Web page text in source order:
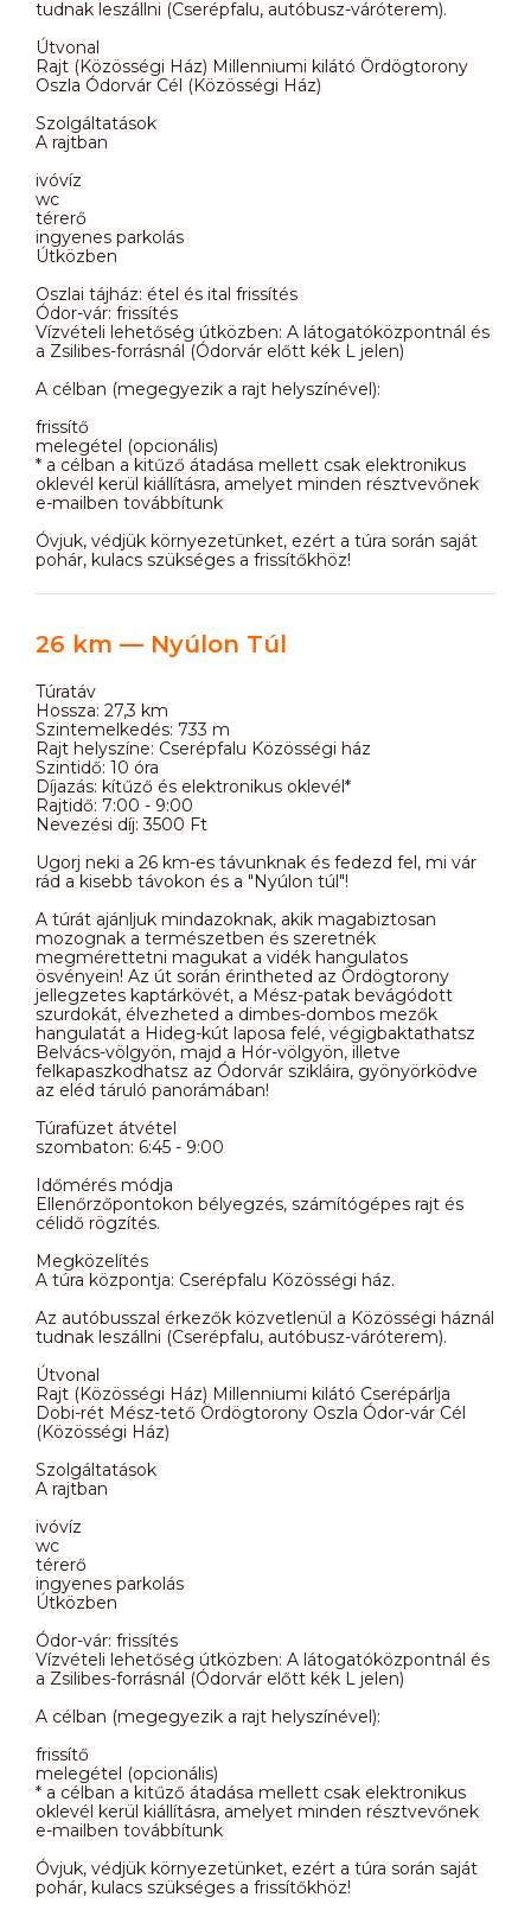
tudnak leszállni (Cserépfalu, autóbusz-váróterem).
Útvonal
Rajt (Közösségi Ház) Millenniumi kilátó Ördögtorony
Oszla Ódorvár Cél (Közösségi Ház)
Szolgáltatások
A rajtban
ivóvíz
wc
térerő
ingyenes parkolás
Útközben
Oszlai tájház: étel és ital frissítés
Ódor-vár: frissítés
Vízvételi lehetőség útközben: A látogatóközpontnál és
a Zsilibes-forrásnál (Ódorvár előtt kék L jelen)
A célban (megegyezik a rajt helyszínével):
frissítő
melegétel (opcionális)
* a célban a kitűző átadása mellett csak elektronikus
oklevél kerül kiállításra, amelyet minden résztvevőnek
e-mailben továbbítunk
Óvjuk, védjük környezetünket, ezért a túra során saját
pohár, kulacs szükséges a frissítőkhöz!
26 km — Nyúlon Túl
Túratáv
Hossza: 27,3 km
Szintemelkedés: 733 m
Rajt helyszíne: Cserépfalu Közösségi ház
Szintidő: 10 óra
Díjazás: kítűző és elektronikus oklevél*
Rajtidő: 7:00 - 9:00
Nevezési díj: 3500 Ft
Ugorj neki a 26 km-es távunknak és fedezd fel, mi vár
rád a kisebb távokon és a "Nyúlon túl"!
A túrát ajánljuk mindazoknak, akik magabiztosan
mozognak a természetben és szeretnék
megmérettetni magukat a vidék hangulatos
ösvényein! Az út során érintheted az Ördögtorony
jellegzetes kaptárkövét, a Mész-patak bevágódott
szurdokát, élvezheted a dimbes-dombos mezők
hangulatát a Hideg-kút laposa felé, végigbaktathatsz
Belvács-völgyön, majd a Hór-völgyön, illetve
felkapaszkodhatsz az Ódorvár szikláira, gyönyörködve
az eléd táruló panorámában!
Túrafüzet átvétel
szombaton: 6:45 - 9:00
Időmérés módja
Ellenőrzőpontokon bélyegzés, számítógépes rajt és
célidő rögzítés.
Megközelítés
A túra központja: Cserépfalu Közösségi ház.
Az autóbusszal érkezők közvetlenül a Közösségi háznál
tudnak leszállni (Cserépfalu, autóbusz-váróterem).
Útvonal
Rajt (Közösségi Ház) Millenniumi kilátó Cserépárlja
Dobi-rét Mész-tető Ördögtorony Oszla Ódor-vár Cél
(Közösségi Ház)
Szolgáltatások
A rajtban
ivóvíz
wc
térerő
ingyenes parkolás
Útközben
Ódor-vár: frissítés
Vízvételi lehetőség útközben: A látogatóközpontnál és
a Zsilibes-forrásnál (Ódorvár előtt kék L jelen)
A célban (megegyezik a rajt helyszínével):
frissítő
melegétel (opcionális)
* a célban a kitűző átadása mellett csak elektronikus
oklevél kerül kiállításra, amelyet minden résztvevőnek
e-mailben továbbítunk
Óvjuk, védjük környezetünket, ezért a túra során saját
pohár, kulacs szükséges a frissítőkhöz!